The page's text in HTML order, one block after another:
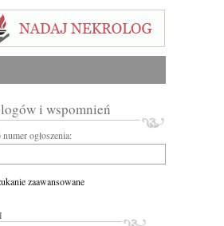
i wspomnień
ogłoszenia:
zaawansowane